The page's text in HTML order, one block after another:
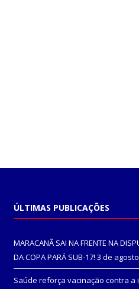
ÚLTIMAS PUBLICAÇÕES
MARACANÃ SAI NA FRENTE NA
DA COPA PARÁ SUB-17! 3 de
Saúde reforça vacinação contra a